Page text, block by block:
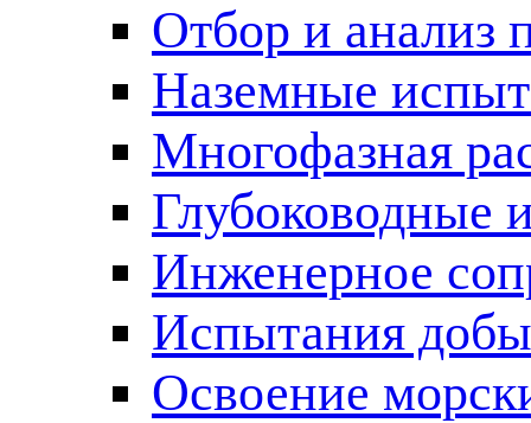
Отбор и анализ
Наземные
Многофазная
Глубоководные
Инженерное
Испытания
Освоение